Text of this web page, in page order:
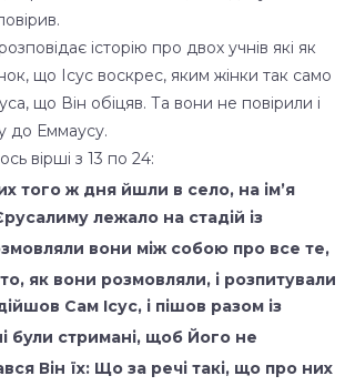
історію про двох учнів які як
що Ісус воскрес, яким жінки так само
що Він обіцяв. Та вони не повірили і
до Еммаусу.
вірші з 13 по 24:
того ж дня йшли в село, на ім’я
лежало на стадій із
вони між собою про все те,
як вони розмовляли, і розпитували
Сам Ісус, і пішов разом із
були стримані, щоб Його не
Він їх: Що за речі такі, що про них